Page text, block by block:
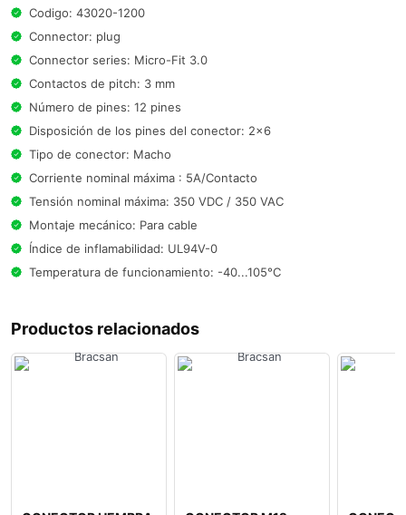
Codigo: 43020-1200
Connector: plug
Connector series: Micro-Fit 3.0
Contactos de pitch: 3 mm
Número de pines: 12 pines
Disposición de los pines del conector: 2x6
Tipo de conector: Macho
Corriente nominal máxima : 5A/Contacto
Tensión nominal máxima: 350 VDC / 350 VAC
Montaje mecánico: Para cable
Índice de inflamabilidad: UL94V-0
Temperatura de funcionamiento: -40...105°C
Productos relacionados